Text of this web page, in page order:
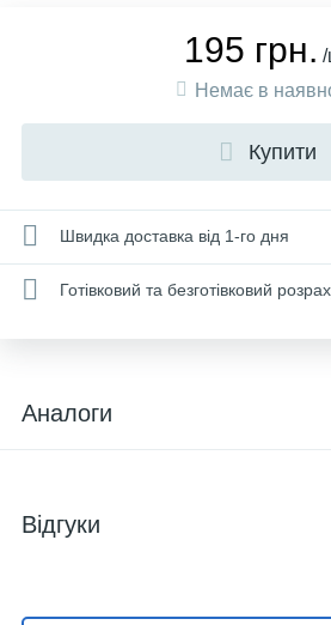
195 грн.
Немає в
Купити
Швидка доставка від 1-го дня
Готівковий та безготівковий
Аналоги
Відгуки